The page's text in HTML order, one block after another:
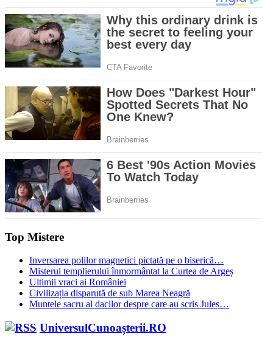
Top Mistere
Inversarea polilor magnetici pictată pe o biserică…
Misterul templierului înmormântat la Curtea de Argeș
Ultimii vraci ai României
Civilizația disparută de sub Marea Neagră
Muntele sacru al dacilor despre care au scris Jules…
UniversulCunoașterii.RO